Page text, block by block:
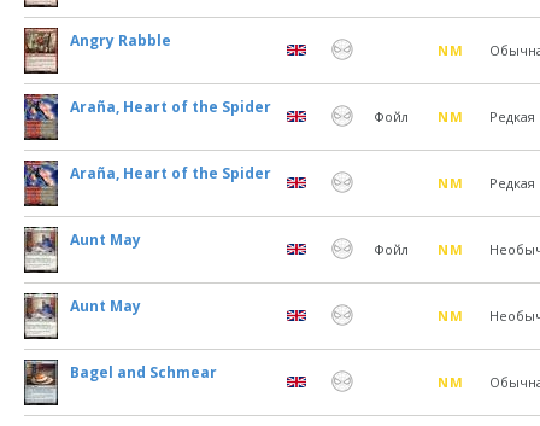
Angry Rabble NM
Araña, Heart of the Spider Фойл NM Редкая
Araña, Heart of the Spider NM Редкая
Aunt May Фойл NM
Aunt May NM
Bagel and Schmear NM